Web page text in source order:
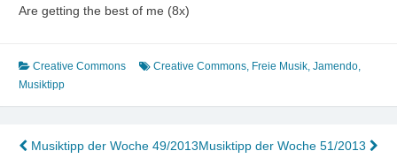
Are getting the best of me (8x)
Creative Commons Creative Commons, Freie Musik, Jamendo,
Musiktipp
Beitragsnavigation
Musiktipp der Woche 49/2013Musiktipp der Woche 51/2013